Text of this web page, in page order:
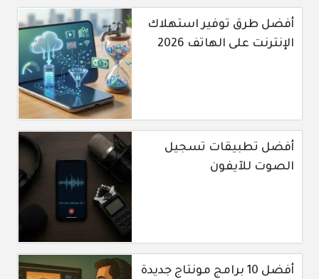
أفضل طرق توفير استهلاك
الإنترنت على الهاتف 2026
أفضل تطبيقات تسجيل
الصوت للآيفون
أفضل 10 برامج مونتاج جديدة